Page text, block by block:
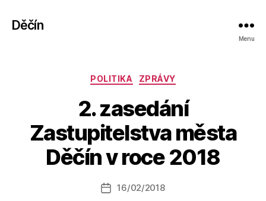
Děčín
Menu
Rubriky
POLITIKA ZPRÁVY
2. zasedání
Zastupitelstva města
Děčín v roce 2018
Autor
příspěvku
u
o
a
Datum
16/02/2018